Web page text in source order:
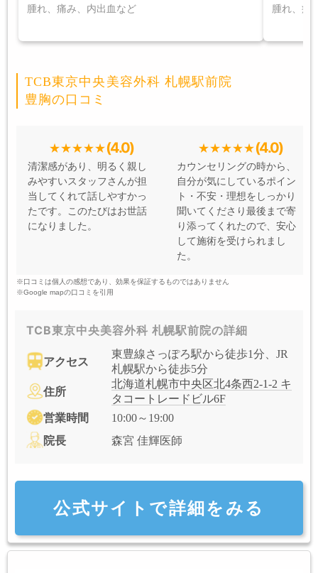
腫れ、痛み、内出血など 腫れ、痛
TCB東京中央美容外科 札幌駅前院
豊胸の口コミ
(4.0)
清潔感があり、明るく親し
みやすいスタッフさんが担
当してくれて話しやすかっ
たです。このたびはお世話
になりました。
(4.0)
カウンセリングの時から、
自分が気にしているポイン
ト・不安・理想をしっかり
聞いてくださり最後まで寄
り添ってくれたので、安心
して施術を受けられまし
た。
※口コミは個人の感想であり、効果を保証するものではありません
※Google mapの口コミを引用
TCB東京中央美容外科 札幌駅前院の詳細
アクセス
東豊線さっぽろ駅から徒歩1分、JR
札幌駅から徒歩5分
住所
北海道札幌市中央区北4条西2-1-2 キ
タコートレードビル6F
営業時間
10:00～19:00
院長
森宮 佳輝医師
公式サイトで詳細をみる